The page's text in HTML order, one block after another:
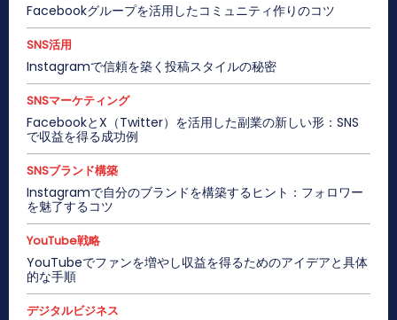
Facebookグループを活用したコミュニティ作りのコツ
SNS活用
Instagramで信頼を築く投稿スタイルの秘密
SNSマーケティング
FacebookとX（Twitter）を活用した副業の新しい形：SNS
で収益を得る成功例
SNSブランド構築
Instagramで自分のブランドを構築するヒント：フォロワー
を魅了するコツ
YouTube戦略
YouTubeでファンを増やし収益を得るためのアイデアと具体
的な手順
デジタルビジネス